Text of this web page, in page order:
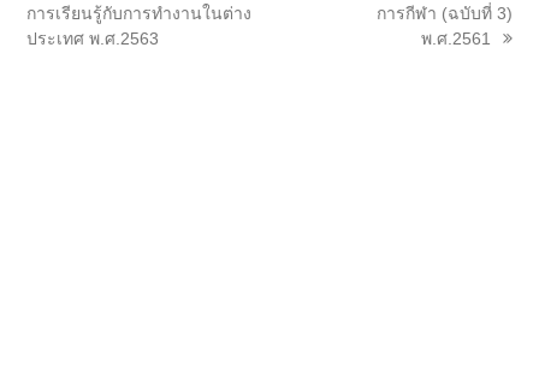
post:
การเรียนรู้กับการทำงานในต่าง
ประเทศ พ.ศ.2563
การกีฬา (ฉบับที่ 3)
พ.ศ.2561